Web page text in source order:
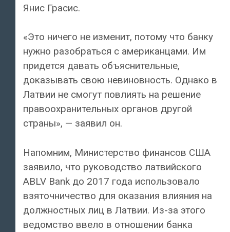
Янис Грасис.
«Это ничего не изменит, потому что банку
нужно разобраться с американцами. Им
придется давать объяснительные,
доказывать свою невиновность. Однако в
Латвии не смогут повлиять на решение
правоохранительных органов другой
страны», — заявил он.
Напомним, Министерство финансов США
заявило, что руководство латвийского
ABLV Bank до 2017 года использовало
взяточничество для оказания влияния на
должностных лиц в Латвии. Из-за этого
ведомство ввело в отношении банка